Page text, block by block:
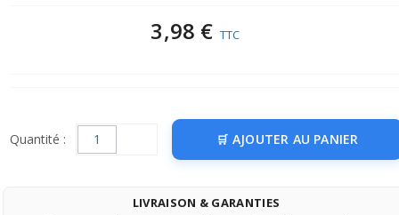
3,98 € TTC
Quantité : AJOUTER AU PANIER
LIVRAISON & GARANTIES